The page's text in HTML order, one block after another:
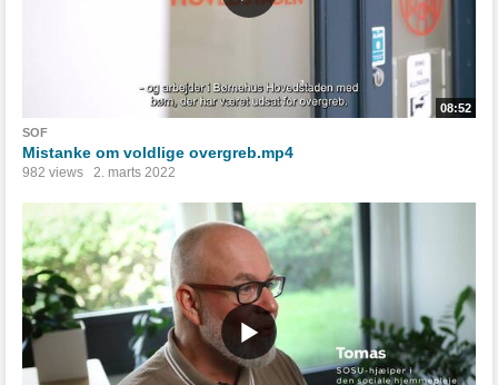
08:52
SOF
Mistanke om voldlige overgreb.mp4
982 views 2. marts 2022